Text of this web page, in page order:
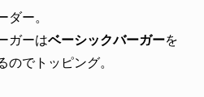
ダー。
ガーはベーシックバーガーを
のでトッピング。